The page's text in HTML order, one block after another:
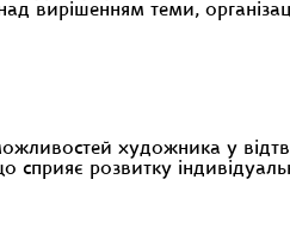
вирішенням теми,
художника у
сприяє розвитку